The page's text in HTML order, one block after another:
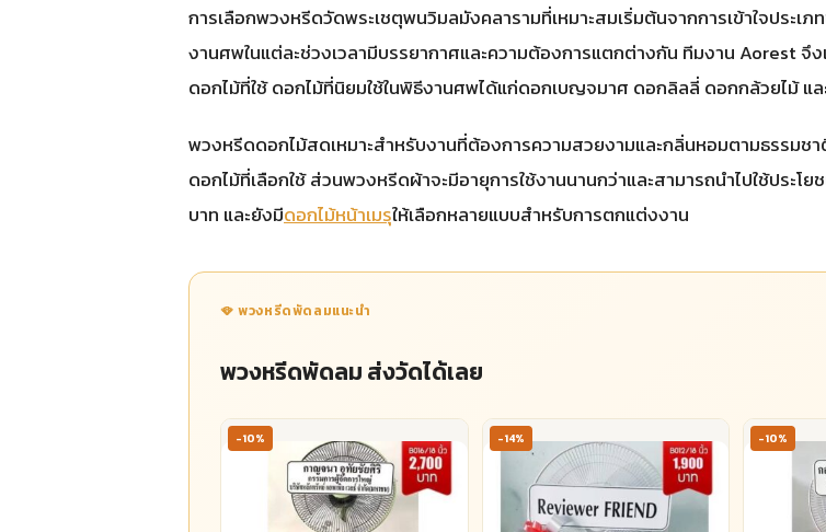
การเลือกพวงหรีดวัดพระเชตุพนวิมลมังคลารามที่เหมาะสมเริ่มต้นจากการเข้าใจประ
งานศพในแต่ละช่วงเวลามีบรรยากาศและความต้องการแตกต่างกัน ทีมงาน Aorest จึ
ดอกไม้ที่ใช้ ดอกไม้ที่นิยมใช้ในพิธีงานศพได้แก่ดอกเบญจมาศ ดอกลิลลี่ ดอกกล้วยไม้ แ
พวงหรีดดอกไม้สดเหมาะสำหรับงานที่ต้องการความสวยงามและกลิ่นหอมตามธรรม
ดอกไม้ที่เลือกใช้ ส่วนพวงหรีดผ้าจะมีอายุการใช้งานนานกว่าและสามารถนำไปใช้ประ
บาท และยังมีดอกไม้หน้าเมรุให้เลือกหลายแบบสำหรับการตกแต่งงาน
🪭 พวงหรีดพัดลมแนะนำ
พวงหรีดพัดลม ส่งวัดได้เลย
-10% -14% -10%